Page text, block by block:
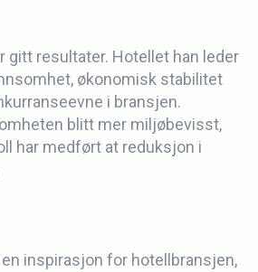
gitt resultater. Hotellet han leder
økonomisk stabilitet
i bransjen.
blitt mer miljøbevisst,
har medført at reduksjon i
inspirasjon for hotellbransjen,